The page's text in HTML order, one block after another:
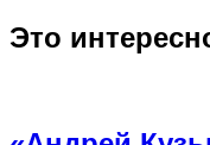
Это